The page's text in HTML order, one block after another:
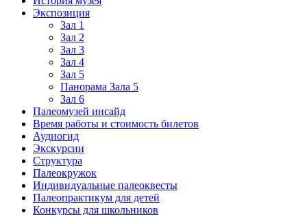
Экспозиция
Зал 1
Зал 2
Зал 3
Зал 4
Зал 5
Панорама Зала 5
Зал 6
Палеомузей инсайд
Время работы и стоимость билетов
Аудиогид
Экскурсии
Структура
Палеокружок
Индивидуальные палеоквесты
Палеопрактикум для детей
Конкурсы для школьников